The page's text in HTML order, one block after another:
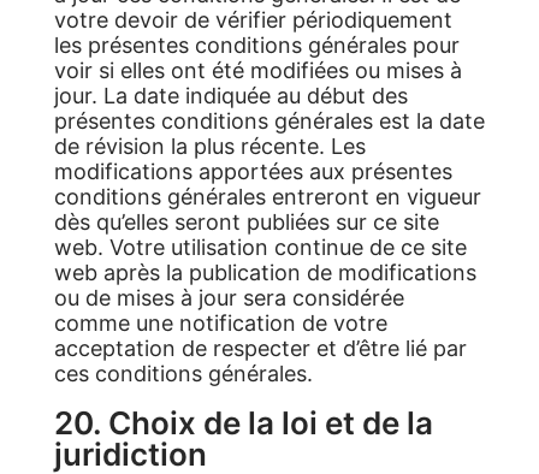
votre devoir de vérifier périodiquement
les présentes conditions générales pour
voir si elles ont été modifiées ou mises à
jour. La date indiquée au début des
présentes conditions générales est la date
de révision la plus récente. Les
modifications apportées aux présentes
conditions générales entreront en vigueur
dès qu’elles seront publiées sur ce site
web. Votre utilisation continue de ce site
web après la publication de modifications
ou de mises à jour sera considérée
comme une notification de votre
acceptation de respecter et d’être lié par
ces conditions générales.
20. Choix de la loi et de la
juridiction